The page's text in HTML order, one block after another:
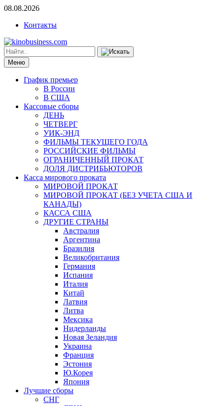
08.08.2026
Контакты
Меню
График премьер
В России
В США
Кассовые сборы
ДЕНЬ
ЧЕТВЕРГ
УИК-ЭНД
ФИЛЬМЫ ТЕКУЩЕГО ГОДА
РОССИЙСКИЕ ФИЛЬМЫ
ОГРАНИЧЕННЫЙ ПРОКАТ
ДОЛЯ ДИСТРИБЬЮТОРОВ
Касса мирового проката
МИРОВОЙ ПРОКАТ
МИРОВОЙ ПРОКАТ (БЕЗ УЧЕТА США И
КАНАДЫ)
КАССА США
ДРУГИЕ СТРАНЫ
Австралия
Аргентина
Бразилия
Великобритания
Германия
Испания
Италия
Китай
Латвия
Литва
Мексика
Нидерланды
Новая Зеландия
Украина
Франция
Эстония
Ю.Корея
Япония
Лучшие сборы
СНГ